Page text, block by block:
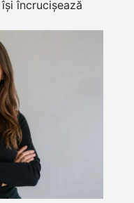
încrucișează